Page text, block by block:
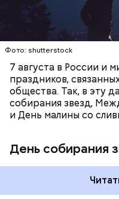
Фото: shutterstock
7 августа в России и
праздников,
общества. Так, в эту
собирания звезд,
и День малины со
День собирания
кабачок;
петрушка;
оливковое масло;